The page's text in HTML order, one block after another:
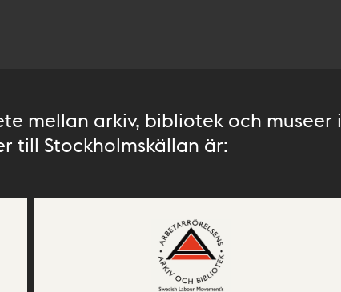
mellan arkiv, bibliotek och museer i
till Stockholmskällan är: